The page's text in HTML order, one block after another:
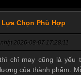
Lựa Chọn Phù Hợp
2026-08-07 17:28:11
chỉ may cũng là yếu
của thành phẩm.